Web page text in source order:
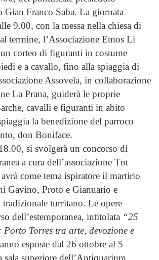
Gian Franco Saba. La giornata
9.00, con la messa nella chiesa di
termine, l’Associazione Etnos Li
corteo di figuranti in costume
e a cavallo, fino alla spiaggia di
Assovela, in collaborazione
La Prana, guiderà le proprie
cavalli e figuranti in abito
la benedizione del parroco
don Boniface.
si svolgerà un concorso di
a cura dell’associazione Tnt
come tema ispiratore il martirio
Gavino, Proto e Gianuario e
tradizionale turritano. Le opere
dell’estemporanea, intitolata “25
Torres tra arte, devozione e
esposte dal 26 ottobre al 5
sala superiore dell’Antiquarium